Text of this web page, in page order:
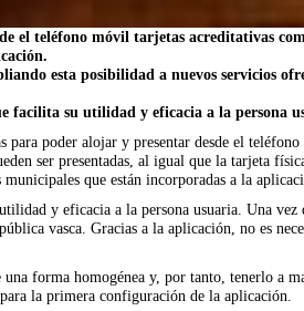
el teléfono móvil tarjetas acreditativas
esta posibilidad a nuevos servicios
facilita su utilidad y eficacia a la persona
poder alojar y presentar desde el
ser presentadas, al igual que la tarjeta
que están incorporadas a la
y eficacia a la persona usuaria. Una
vasca. Gracias a la aplicación, no es
forma homogénea y, por tanto, tenerlo a
la primera configuración de la aplicación.